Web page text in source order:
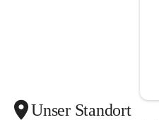
Unser Standort